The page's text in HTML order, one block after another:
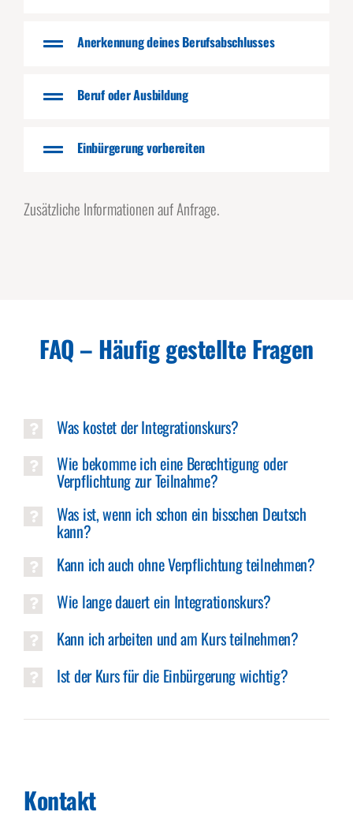
Anerkennung deines Berufsabschlusses
Beruf oder Ausbildung
Einbürgerung vorbereiten
Zusätzliche Informationen auf Anfrage.
FAQ – Häufig gestellte Fragen
Was kostet der Integrationskurs?
Wie bekomme ich eine Berechtigung oder
Verpflichtung zur Teilnahme?
Was ist, wenn ich schon ein bisschen Deutsch
kann?
Kann ich auch ohne Verpflichtung teilnehmen?
Wie lange dauert ein Integrationskurs?
Kann ich arbeiten und am Kurs teilnehmen?
Ist der Kurs für die Einbürgerung wichtig?
Kontakt